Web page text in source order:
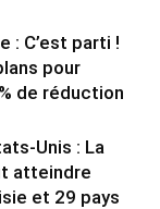
: C’est parti !
pour
de réduction
Unis : La
atteindre
et 29 pays